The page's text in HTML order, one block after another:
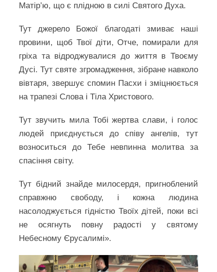
Матір’ю, що є плідною в силі Святого Духа.
Тут джерело Божої благодаті змиває наші
провини, щоб Твої діти, Отче, помирали для
гріха та відроджувалися до життя в Твоєму
Дусі. Тут святе згромадження, зібране навколо
вівтаря, звершує спомин Пасхи і зміцнюється
на трапезі Слова і Тіла Христового.
Тут звучить мила Тобі жертва слави, і голос
людей приєднується до співу ангелів, тут
возноситься до Тебе невпинна молитва за
спасіння світу.
Тут бідний знайде милосердя, пригноблений
справжню свободу, і кожна людина
насолоджується гідністю Твоїх дітей, поки всі
не осягнуть повну радості у святому
Небесному Єрусалимі».